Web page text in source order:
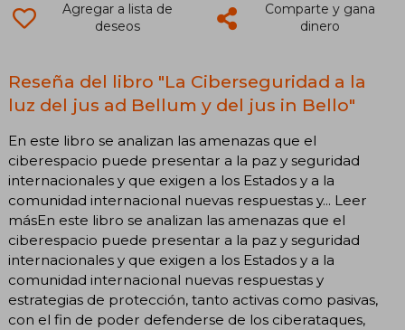
Agregar a lista de
deseos
Comparte y gana
dinero
Reseña del libro "La Ciberseguridad a la
luz del jus ad Bellum y del jus in Bello"
En este libro se analizan las amenazas que el
ciberespacio puede presentar a la paz y seguridad
internacionales y que exigen a los Estados y a la
comunidad internacional nuevas respuestas y... Leer
másEn este libro se analizan las amenazas que el
ciberespacio puede presentar a la paz y seguridad
internacionales y que exigen a los Estados y a la
comunidad internacional nuevas respuestas y
estrategias de protección, tanto activas como pasivas,
con el fin de poder defenderse de los ciberataques,